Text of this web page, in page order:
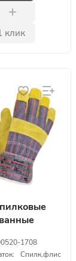
клик
1708
Спилк,флис